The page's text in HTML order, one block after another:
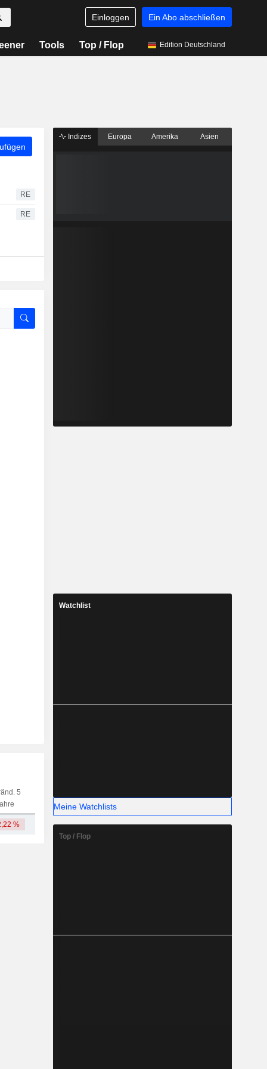
Einloggen Ein Abo abschließen
Tools Top / Flop Edition Deutschland
RE
RE
5
Kap. KF MF LF
% -
Indizes Europa Amerika Asien
Watchlist
Meine Watchlists
Top / Flop